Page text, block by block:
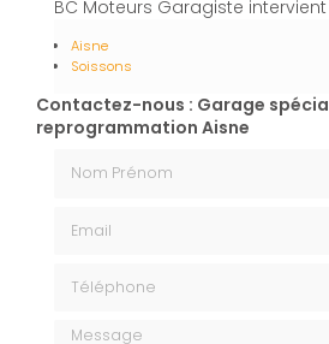
BC Moteurs Garagiste
Aisne
Soissons
Contactez-nous : Garage
reprogrammation Aisne
Message